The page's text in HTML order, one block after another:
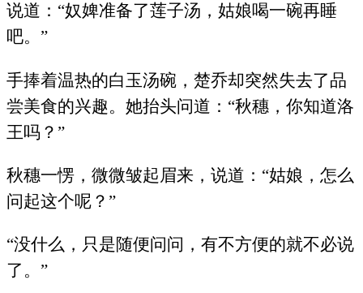
说道：“奴婢准备了莲子汤，姑娘喝一碗再睡
吧。”
手捧着温热的白玉汤碗，楚乔却突然失去了品
尝美食的兴趣。她抬头问道：“秋穗，你知道洛
王吗？”
秋穗一愣，微微皱起眉来，说道：“姑娘，怎么
问起这个呢？”
“没什么，只是随便问问，有不方便的就不必说
了。”